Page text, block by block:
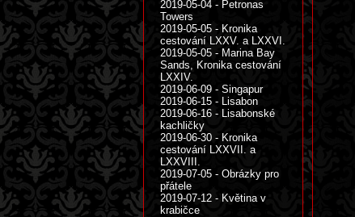
2019-05-04 - Petronas
Towers
2019-05-05 - Kronika
cestování LXXV. a LXXVI.
2019-05-05 - Marina Bay
Sands, Kronika cestování
LXXIV.
2019-06-09 - Singapur
2019-06-15 - Lisabon
2019-06-16 - Lisabonské
kachličky
2019-06-30 - Kronika
cestování LXXVII. a
LXXVIII.
2019-07-05 - Obrázky pro
přátele
2019-07-12 - Květina v
krabičce